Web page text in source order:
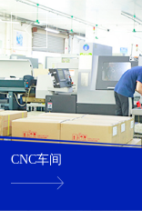
CNC车间